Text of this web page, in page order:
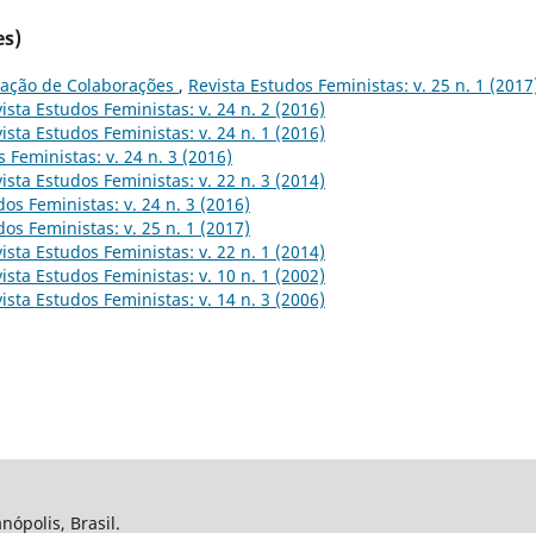
de Colaborações , Revista Estudos Feministas: v. 25 n. 1
Estudos Feministas: v. 24 n. 2 (2016)
Estudos Feministas: v. 24 n. 1 (2016)
Feministas: v. 24 n. 3 (2016)
Estudos Feministas: v. 22 n. 3 (2014)
Feministas: v. 24 n. 3 (2016)
Feministas: v. 25 n. 1 (2017)
Estudos Feministas: v. 22 n. 1 (2014)
Estudos Feministas: v. 10 n. 1 (2002)
Estudos Feministas: v. 14 n. 3 (2006)
Brasil.